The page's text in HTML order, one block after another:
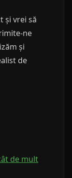
și vrei să
ne
și
de
de mult